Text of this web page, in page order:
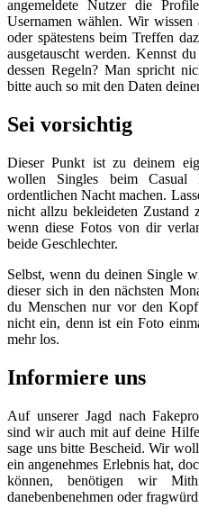
angemeldete Nutzer die
Usernamen wählen. Wir wissen
oder spätestens beim Treffen
ausgetauscht werden. Kennst
dessen Regeln? Man spricht
bitte auch so mit den Daten
Sei vorsichtig
Dieser Punkt ist zu deinem
wollen Singles beim Casual
ordentlichen Nacht machen.
nicht allzu bekleideten Zustand
wenn diese Fotos von dir
beide Geschlechter.
Selbst, wenn du deinen Single
dieser sich in den nächsten
du Menschen nur vor den
nicht ein, denn ist ein Foto
mehr los.
Informiere uns
Auf unserer Jagd nach
sind wir auch mit auf deine
sage uns bitte Bescheid. Wir
ein angenehmes Erlebnis hat,
können, benötigen wir
danebenbenehmen oder